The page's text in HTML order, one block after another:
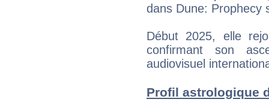
dans Dune: Prophecy
Début 2025, elle
confirmant son
audiovisuel
Profil astrologique